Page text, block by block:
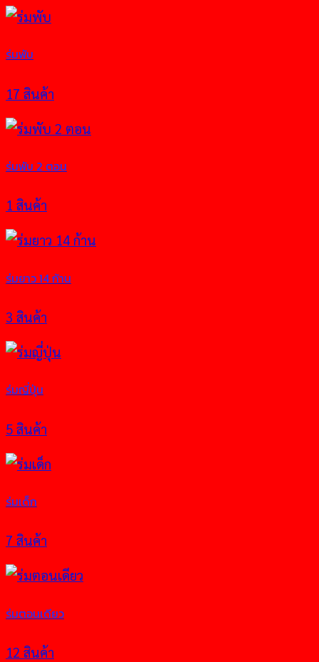
ร่มพับ
17 สินค้า
ร่มพับ 2 ตอน
1 สินค้า
ร่มยาว 14 ก้าน
3 สินค้า
ร่มญี่ปุ่น
5 สินค้า
ร่มเด็ก
7 สินค้า
ร่มตอนเดียว
12 สินค้า